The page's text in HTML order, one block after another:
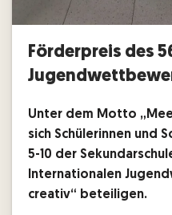
Förderpreis des
Unter dem Motto
sich Schülerinnen und
5-10 der
Internationalen
creativ“ beteiligen.